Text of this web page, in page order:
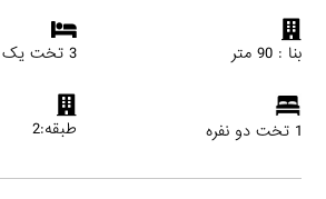
بنا : 90 متر 3 تخت یک نفره
1 تخت دو نفره طبقه:2